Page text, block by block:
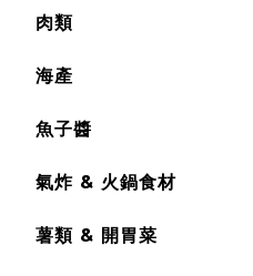
肉類
海產
魚子醬
氣炸 & 火鍋食材
薯類 & 開胃菜